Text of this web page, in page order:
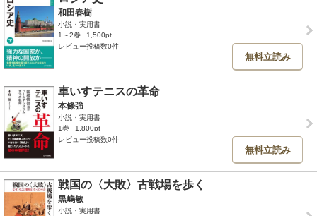
和田春樹
小説・実用書
1～2巻
1,500pt
レビュー投稿数0件
無料立読み
車いすテニスの革命
本條強
小説・実用書
1巻
1,800pt
レビュー投稿数0件
無料立読み
戦国の〈大敗〉古戦場を歩く
黒嶋敏
小説・実用書